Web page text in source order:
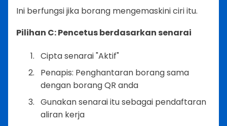
Ini berfungsi jika borang mengemaskini ciri itu.
Pilihan C: Pencetus berdasarkan senarai
Cipta senarai "Aktif"
Penapis: Penghantaran borang sama
dengan borang QR anda
Gunakan senarai itu sebagai pendaftaran
aliran kerja